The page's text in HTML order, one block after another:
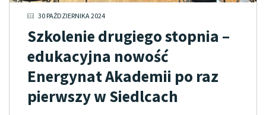
30 PAŹDZIERNIKA 2024
Szkolenie drugiego stopnia –
edukacyjna nowość
Energynat Akademii po raz
pierwszy w Siedlcach